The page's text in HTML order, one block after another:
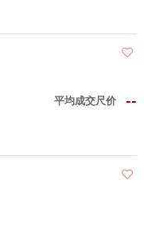
平均成交尺价
--